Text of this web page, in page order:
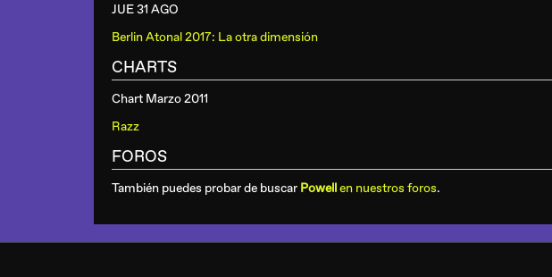
JUE 31 AGO
Berlin Atonal 2017: La otra dimensión
CHARTS
Chart Marzo 2011
Razz
FOROS
También puedes probar de buscar Powellen nuestros foros.